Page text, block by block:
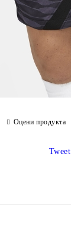
Оцени продукта
Tweet